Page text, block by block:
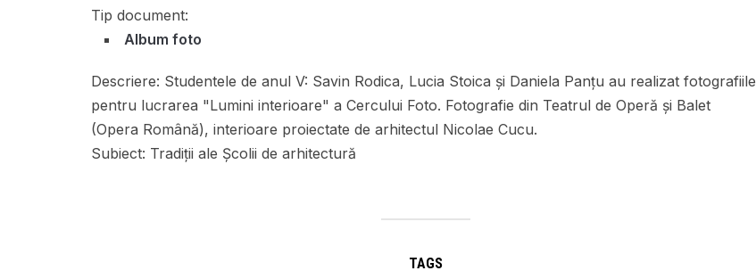
Tip document:
Album foto
Descriere: Studentele de anul V: Savin Rodica, Lucia Stoica și Daniela Panțu au realizat fotografiile
pentru lucrarea "Lumini interioare" a Cercului Foto. Fotografie din Teatrul de Operă și Balet
(Opera Română), interioare proiectate de arhitectul Nicolae Cucu.
Subiect: Tradiții ale Școlii de arhitectură
TAGS